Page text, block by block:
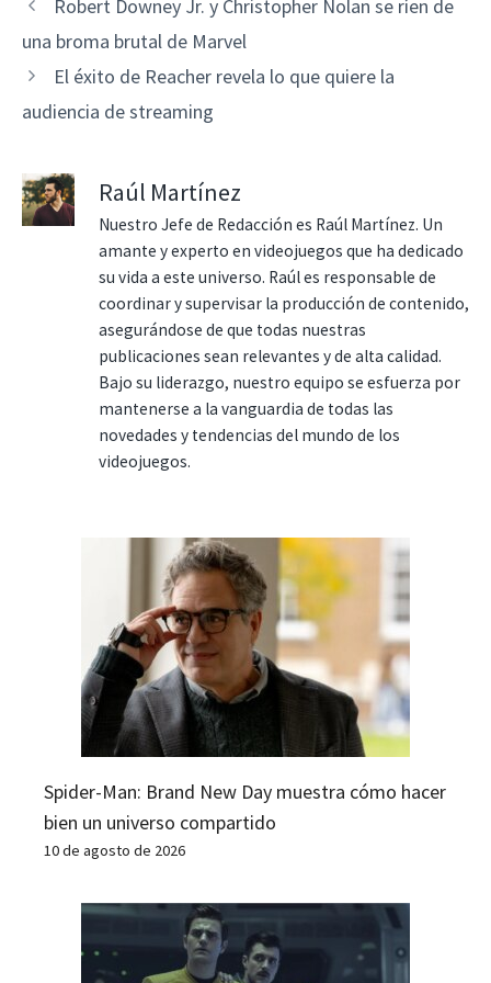
Robert Downey Jr. y Christopher Nolan se ríen de
una broma brutal de Marvel
El éxito de Reacher revela lo que quiere la
audiencia de streaming
Raúl Martínez
Nuestro Jefe de Redacción es Raúl Martínez. Un
amante y experto en videojuegos que ha dedicado
su vida a este universo. Raúl es responsable de
coordinar y supervisar la producción de contenido,
asegurándose de que todas nuestras
publicaciones sean relevantes y de alta calidad.
Bajo su liderazgo, nuestro equipo se esfuerza por
mantenerse a la vanguardia de todas las
novedades y tendencias del mundo de los
videojuegos.
Spider-Man: Brand New Day muestra cómo hacer
bien un universo compartido
10 de agosto de 2026